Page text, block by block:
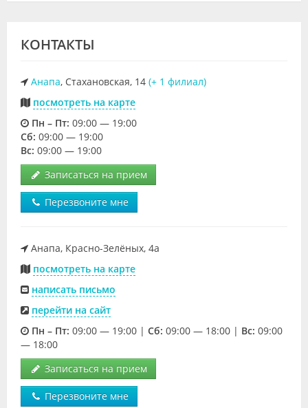
КОНТАКТЫ
Анапа, Стахановская, 14 (+ 1 филиал)
посмотреть на карте
Пн – Пт: 09:00 — 19:00
Cб: 09:00 — 19:00
Вс: 09:00 — 19:00
Записаться на прием
Перезвоните мне
Анапа, Красно-Зелёных, 4а
посмотреть на карте
написать письмо
перейти на сайт
Пн – Пт: 09:00 — 19:00 | Cб: 09:00 — 18:00 | Вс: 09:00
— 18:00
Записаться на прием
Перезвоните мне